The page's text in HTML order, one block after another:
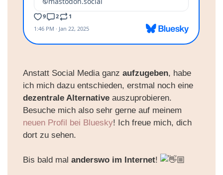
Anstatt Social Media ganzaufzugeben, habe
ich mich dazu entschieden, erstmal noch eine
dezentrale Alternative auszuprobieren.
Besuche mich also sehr gerne auf meinem
neuen Profil bei Bluesky! Ich freue mich, dich
dort zu sehen.
Bis bald malanderswo im Internet!